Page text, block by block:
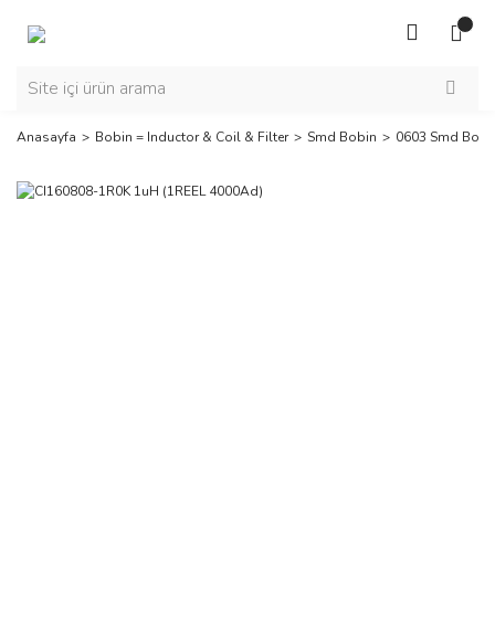
Anasayfa Bobin = Inductor & Coil & Filter Smd Bobin 0603 Smd